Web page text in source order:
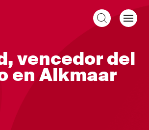
vencedor del
en Alkmaar